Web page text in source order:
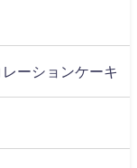
ーションケーキ